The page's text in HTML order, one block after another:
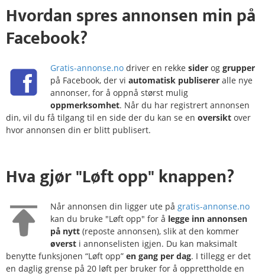
Hvordan spresannonsen min på
Facebook?
Gratis-annonse.no driver en rekke sider og grupper
på Facebook, der vi automatisk publiserer alle nye
annonser, for å oppnå størst mulig
oppmerksomhet. Når du har registrert annonsen
din, vil du få tilgang til en side der du kan se en oversikt over
hvor annonsen din er blitt publisert.
Hva gjør"Løft opp"knappen?
Når annonsen din ligger ute på gratis-annonse.no
kan du bruke "Løft opp" for å legge inn annonsen
på nytt (reposte annonsen), slik at den kommer
øverst i annonselisten igjen. Du kan maksimalt
benytte funksjonen “Løft opp” en gang per dag. I tillegg er det
en daglig grense på 20 løft per bruker for å opprettholde en